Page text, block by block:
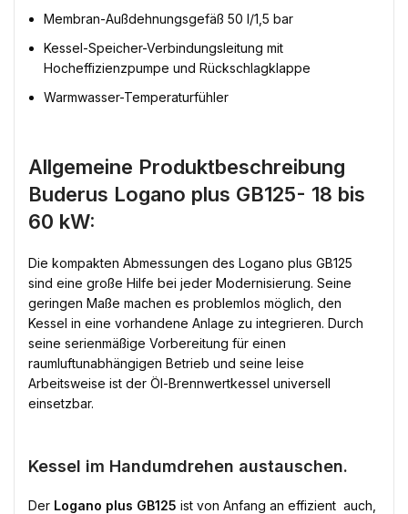
Membran-Außdehnungsgefäß 50 l/1,5 bar
Kessel-Speicher-Verbindungsleitung mit
Hocheffizienzpumpe und Rückschlagklappe
Warmwasser-Temperaturfühler
Allgemeine Produktbeschreibung
Buderus Logano plus GB125- 18 bis
60 kW:
Die kompakten Abmessungen des Logano plus GB125
sind eine große Hilfe bei jeder Modernisierung. Seine
geringen Maße machen es problemlos möglich, den
Kessel in eine vorhandene Anlage zu integrieren. Durch
seine serienmäßige Vorbereitung für einen
raumluftunabhängigen Betrieb und seine leise
Arbeitsweise ist der Öl-Brennwertkessel universell
einsetzbar.
Kessel im Handumdrehen austauschen.
Der Logano plus GB125 ist von Anfang an effizient  auch,